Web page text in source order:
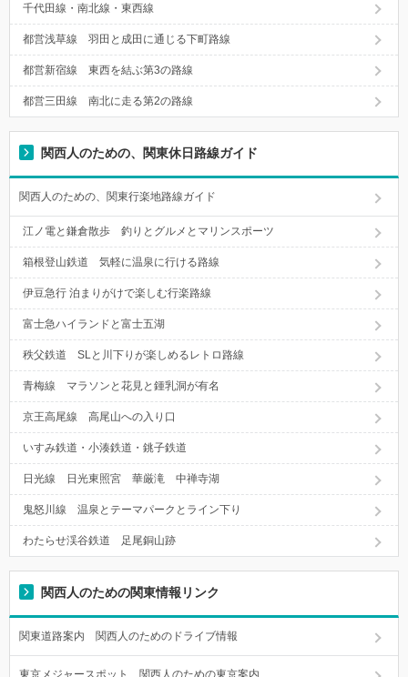
千代田線・南北線・東西線
都営浅草線 羽田と成田に通じる下町路線
都営新宿線 東西を結ぶ第3の路線
都営三田線 南北に走る第2の路線
関西人のための、関東休日路線ガイド
関西人のための、関東行楽地路線ガイド
江ノ電と鎌倉散歩 釣りとグルメとマリンスポーツ
箱根登山鉄道 気軽に温泉に行ける路線
伊豆急行 泊まりがけで楽しむ行楽路線
富士急ハイランドと富士五湖
秩父鉄道 SLと川下りが楽しめるレトロ路線
青梅線 マラソンと花見と鍾乳洞が有名
京王高尾線 高尾山への入り口
いすみ鉄道・小湊鉄道・銚子鉄道
日光線 日光東照宮 華厳滝 中禅寺湖
鬼怒川線 温泉とテーマパークとライン下り
わたらせ渓谷鉄道 足尾銅山跡
関西人のための関東情報リンク
関東道路案内 関西人のためのドライブ情報